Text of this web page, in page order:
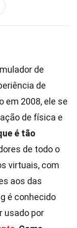
de
de
em 2008, ele se
de física e
é tão
de todo o
virtuais, com
aos das
é conhecido
usado por